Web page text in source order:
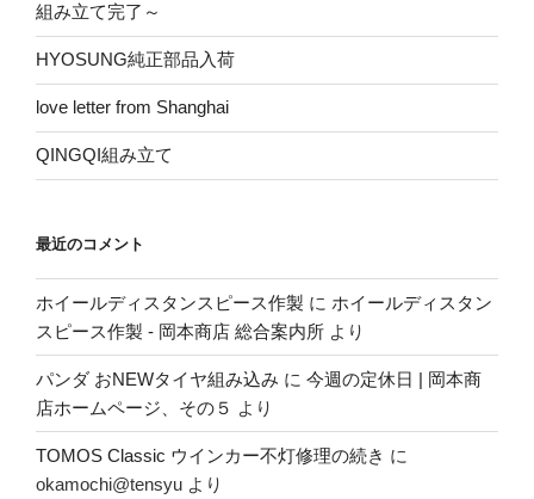
組み立て完了～
HYOSUNG純正部品入荷
love letter from Shanghai
QINGQI組み立て
最近のコメント
ホイールディスタンスピース作製 に ホイールディスタン
スピース作製 - 岡本商店 総合案内所 より
パンダ おNEWタイヤ組み込み に 今週の定休日 | 岡本商
店ホームページ、その５ より
TOMOS Classic ウインカー不灯修理の続き に
okamochi@tensyu より